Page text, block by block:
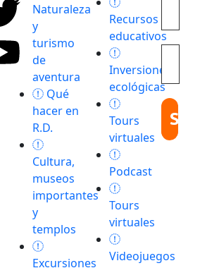
Naturaleza
y
turismo
de
aventura
Qué
hacer en
R.D.
Cultura,
museos
importantes
y
templos
Excursiones
Recursos
educativos
Inversiones
ecológicas
Tours
virtuales
Podcast
Tours
virtuales
Videojuegos